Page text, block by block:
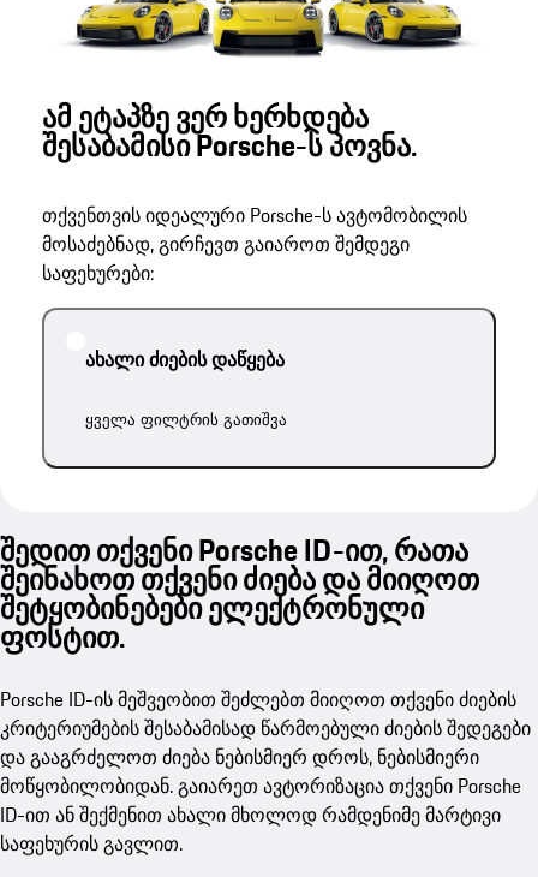
ამ ეტაპზე ვერ ხერხდება
შესაბამისი Porsche-ს პოვნა.
თქვენთვის იდეალური Porsche-ს ავტომობილის
მოსაძებნად, გირჩევთ გაიაროთ შემდეგი
საფეხურები:
ახალი ძიების დაწყება
ყველა ფილტრის გათიშვა
შედით თქვენი Porsche ID-ით, რათა
შეინახოთ თქვენი ძიება და მიიღოთ
შეტყობინებები ელექტრონული
ფოსტით.
Porsche ID-ის მეშვეობით შეძლებთ მიიღოთ თქვენი ძიების
კრიტერიუმების შესაბამისად წარმოებული ძიების შედეგები
და გააგრძელოთ ძიება ნებისმიერ დროს, ნებისმიერი
მოწყობილობიდან. გაიარეთ ავტორიზაცია თქვენი Porsche
ID-ით ან შექმენით ახალი მხოლოდ რამდენიმე მარტივი
საფეხურის გავლით.